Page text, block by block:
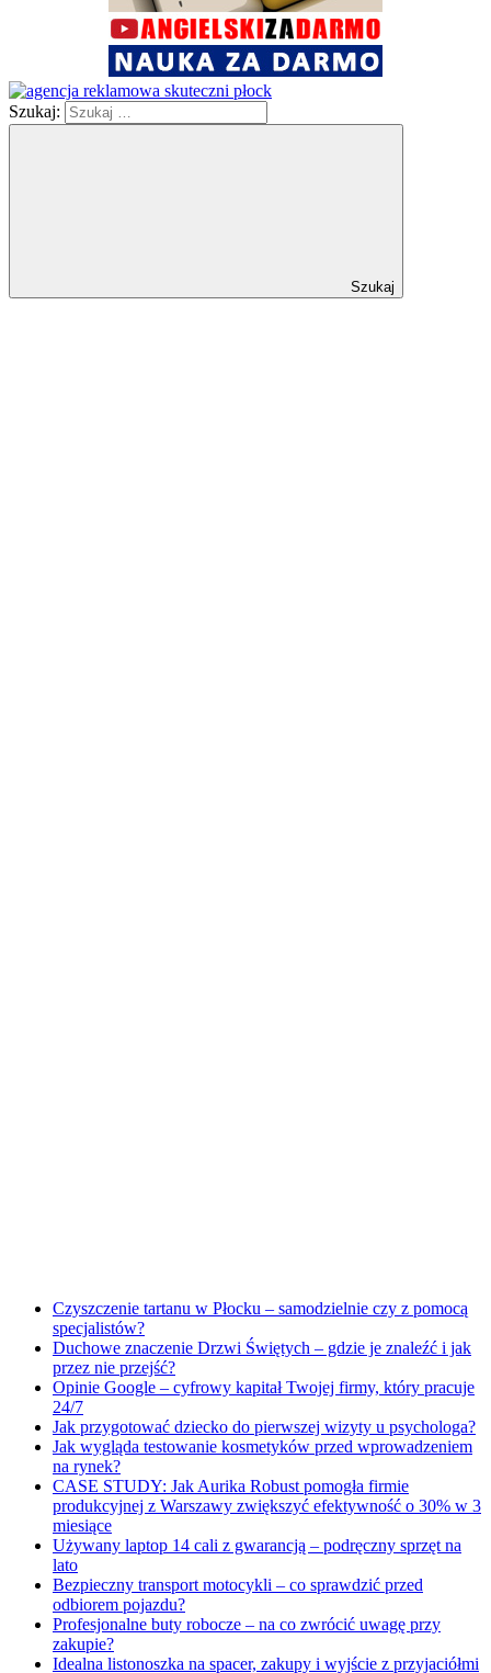
Szukaj:
Szukaj
Czyszczenie tartanu w Płocku – samodzielnie czy z pomocą
specjalistów?
Duchowe znaczenie Drzwi Świętych – gdzie je znaleźć i jak
przez nie przejść?
Opinie Google – cyfrowy kapitał Twojej firmy, który pracuje
24/7
Jak przygotować dziecko do pierwszej wizyty u psychologa?
Jak wygląda testowanie kosmetyków przed wprowadzeniem
na rynek?
CASE STUDY: Jak Aurika Robust pomogła firmie
produkcyjnej z Warszawy zwiększyć efektywność o 30% w 3
miesiące
Używany laptop 14 cali z gwarancją – podręczny sprzęt na
lato
Bezpieczny transport motocykli – co sprawdzić przed
odbiorem pojazdu?
Profesjonalne buty robocze – na co zwrócić uwagę przy
zakupie?
Idealna listonoszka na spacer, zakupy i wyjście z przyjaciółmi